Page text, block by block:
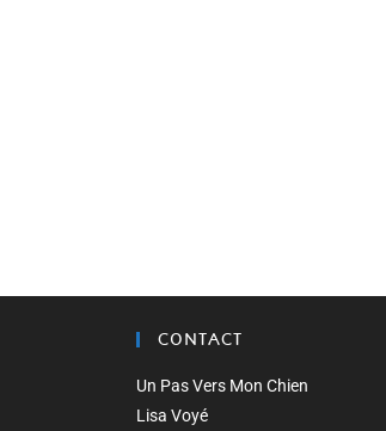
CONTACT
Un Pas Vers Mon Chien
Lisa Voyé